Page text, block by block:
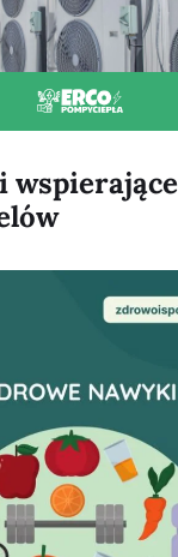
wspierające